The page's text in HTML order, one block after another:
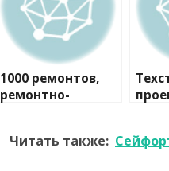
1000 ремонтов,
ремонтно-
Читать также: